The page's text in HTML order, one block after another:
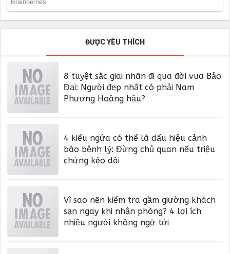
ĐƯỢC YÊU THÍCH
8 tuyệt sắc giai nhân đi qua đời vua Bảo
Đại: Người đẹp nhất có phải Nam
Phương Hoàng hậu?
4 kiểu ngứa có thể là dấu hiệu cảnh
báo bệnh lý: Đừng chủ quan nếu triệu
chứng kéo dài
Vì sao nên kiểm tra gầm giường khách
sạn ngay khi nhận phòng? 4 lợi ích
nhiều người không ngờ tới